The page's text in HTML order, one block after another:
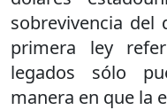
sobrevivencia
primera ley
legados sólo
manera en que la